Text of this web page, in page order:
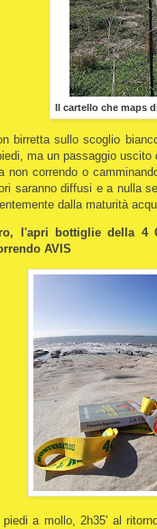
Il cartello che maps
birretta sullo scoglio
ma un passaggio
non correndo o
saranno diffusi e a nulla
dalla maturità
l'apri bottiglie della 4
AVIS
a mollo, 2h35' al